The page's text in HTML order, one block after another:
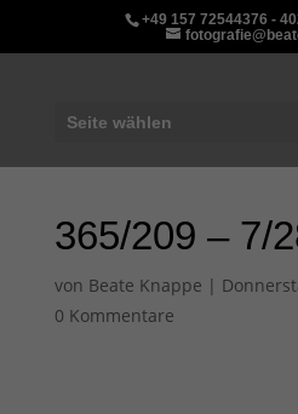
+49 157 72544376 -
Seite wählen
365/209 – 7/
von Beate Knappe |
0 Kommentare